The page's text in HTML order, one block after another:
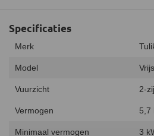
Specificaties
Merk
Model
Vuurzicht 2-
Vermogen 5,7
Minimaal vermogen 3